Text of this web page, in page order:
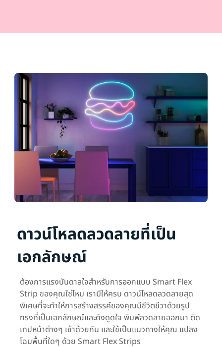
ดาวน์โหลดลวดลายที่เป็น
เอกลักษณ์
ต้องการแรงบันดาลใจสำหรับการออกแบบ Smart Flex
Strip ของคุณใช่ไหม เรามีให้ครบ ดาวน์โหลดลวดลายสุด
พิเศษที่จะทำให้การสร้างสรรค์ของคุณมีชีวิตชีวาด้วยรูป
ทรงที่เป็นเอกลักษณ์และดึงดูดใจ พิมพ์ลวดลายออกมา ติด
เทปหน้าต่างๆ เข้าด้วยกัน และใช้เป็นแนวทางให้คุณ แปลง
โฉมพื้นที่ใดๆ ด้วย Smart Flex Strips